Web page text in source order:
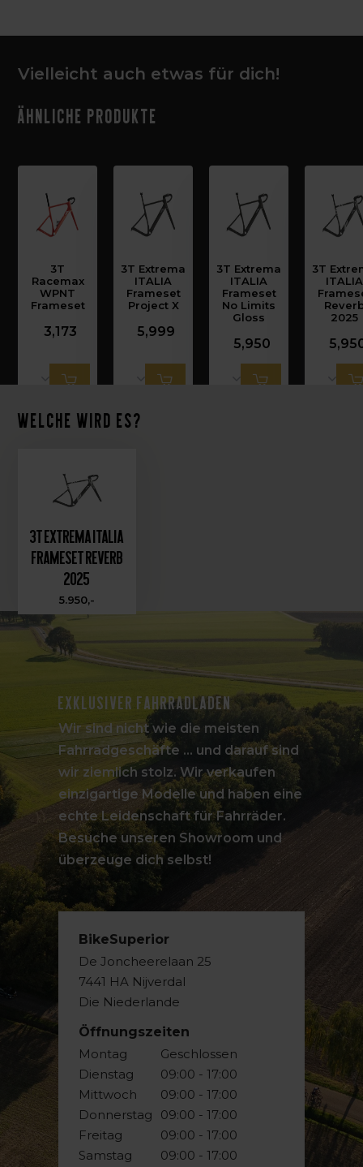
Vielleicht auch etwas für dich!
Ähnliche Produkte
3T
Racemax
WPNT
Frameset
3,173
3T Extrema
ITALIA
Frameset
Project X
5,999
3T Extrema
ITALIA
Frameset
No Limits
Gloss
5,950
3T
ITALIA
2025
Welche wird es?
3T Extrema ITALIA
Frameset Reverb
2025
5.950,-
Exklusiver Fahrradladen
Wir sind nicht wie die meisten
Fahrradgeschäfte ... und darauf sind
wir ziemlich stolz. Wir verkaufen
einzigartige Modelle und haben eine
echte Leidenschaft für Fahrräder.
Besuche unseren Showroom und
überzeuge dich selbst!
BikeSuperior
De Joncheerelaan 25
7441 HA Nijverdal
Die Niederlande
Öffnungszeiten
Montag
Dienstag
Mittwoch
Donnerstag
Freitag
Samstag
Geschlossen
09:00 - 17:00
09:00 - 17:00
09:00 - 17:00
09:00 - 17:00
09:00 - 17:00